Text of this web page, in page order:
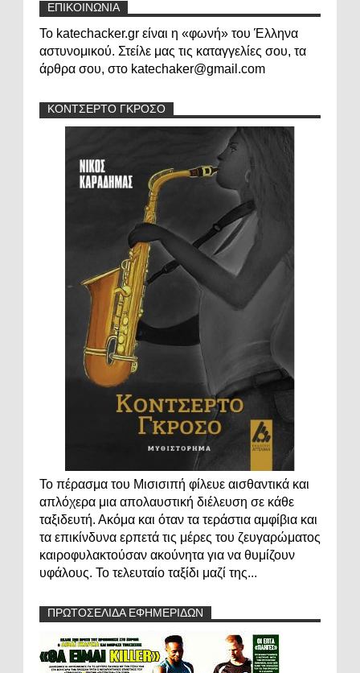
ΕΠΙΚΟΙΝΩΝΙΑ
Το katechacker.gr είναι η «φωνή» του Έλληνα
αστυνομικού. Στείλε μας τις καταγγελίες σου, τα
άρθρα σου, στο katechaker@gmail.com
ΚΟΝΤΣΕΡΤΟ ΓΚΡΟΣΟ
Το πέρασμα του Μισισιπή φίλευε αισθαντικά και
απλόχερα μια απολαυστική διέλευση σε κάθε
ταξιδευτή. Ακόμα και όταν τα τεράστια αμφίβια και
τα επικίνδυνα ερπετά τις μέρες του ζευγαρώματος
καιροφυλακτούσαν ακούνητα για να θυμίζουν
υφάλους. Το τελευταίο ταξίδι μαζί της...
ΠΡΩΤΟΣΕΛΙΔΑ ΕΦΗΜΕΡΙΔΩΝ